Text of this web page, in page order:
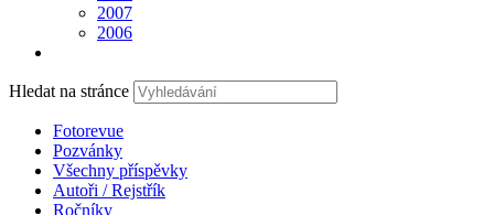
2007
2006
Hledat na stránce
Fotorevue
Pozvánky
Všechny příspěvky
Autoři / Rejstřík
Ročníky